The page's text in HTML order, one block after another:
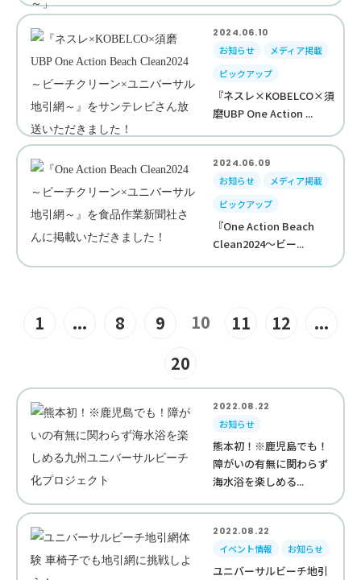
2024.06.10
お知らせ
メディア掲載
ピックアップ
『ネスレ×KOBELCO×須
磨UBP One Action ...
2024.06.09
お知らせ
メディア掲載
ピックアップ
『One Action Beach
Clean2024～ビー...
1 ... 8 9 10 11 12
...
20
2022.08.22
お知らせ
熊本初！※鹿児島でも！
障がいの有無に関わらず
海水浴を楽しめる...
2022.08.22
イベント情報
お知らせ
ユニバーサルビーチ地引